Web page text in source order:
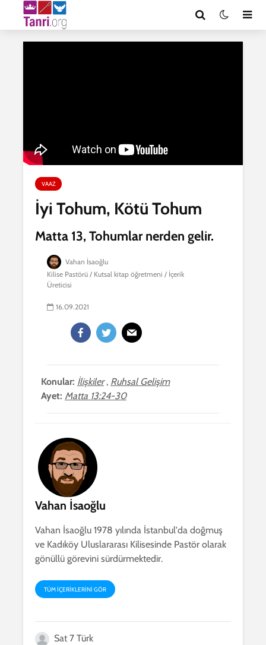
VAAZ
İyi Tohum, Kötü Tohum
Matta 13, Tohumlar nerden gelir.
Vahan İsaoğlu
Kilise Pastörü / Kutsal kitap öğretmeni / İçerik
Üreticisi
16.09.2021
Konular: İlişkiler, Ruhsal Gelişim
Ayet: Matta 13:24-30
Vahan İsaoğlu
Vahan İsaoğlu 1978 yılında İstanbul'da doğmuş
ve Kadıköy Uluslararası Kilisesinde Pastör olarak
gönüllü görevini sürdürmektedir.
TÜM IÇERIKLERINI GÖR
Sat 7 Türk